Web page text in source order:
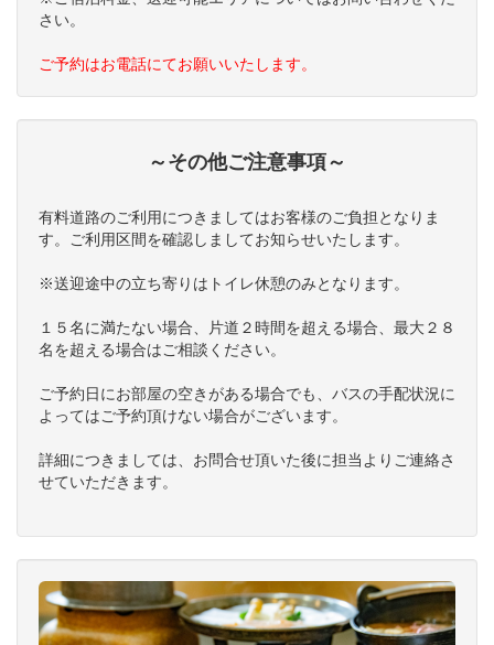
さい。
ご予約はお電話にてお願いいたします。
～その他ご注意事項～
有料道路のご利用につきましてはお客様のご負担となりま
す。ご利用区間を確認しましてお知らせいたします。
※送迎途中の立ち寄りはトイレ休憩のみとなります。
１５名に満たない場合、片道２時間を超える場合、最大２８
名を超える場合はご相談ください。
ご予約日にお部屋の空きがある場合でも、バスの手配状況に
よってはご予約頂けない場合がございます。
詳細につきましては、お問合せ頂いた後に担当よりご連絡さ
せていただきます。